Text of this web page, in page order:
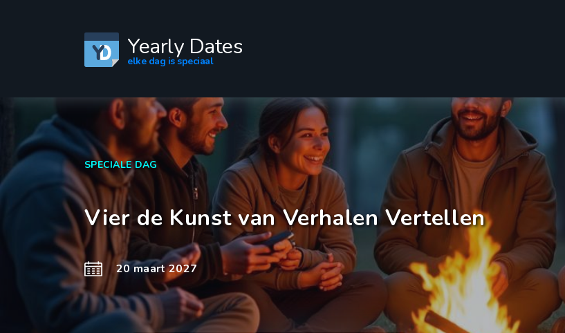
Yearly Dates
elke dag is speciaal
SPECIALE DAG
Vier de Kunst van Verhalen Vertellen
20 maart 2027